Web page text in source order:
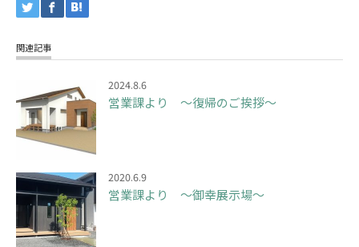
関連記事
2024.8.6
営業課より ～復帰のご挨拶～
2020.6.9
営業課より ～御幸展示場～